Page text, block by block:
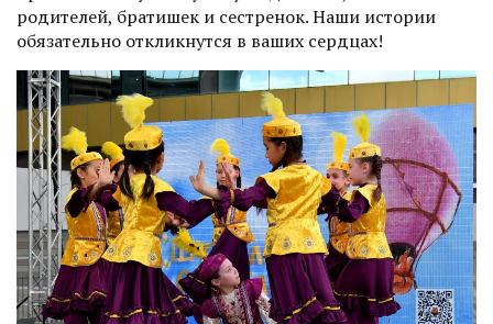
родителей, братишек и сестренок. Наши истории
обязательно откликнутся в ваших сердцах!